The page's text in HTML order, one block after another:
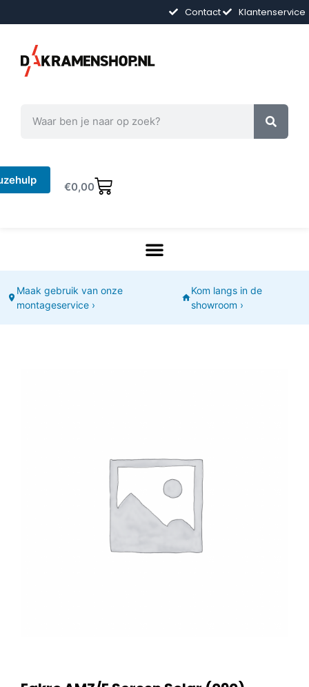
Contact Klantenservice
€0,00
Maak gebruik van onze
montageservice ›
Kom langs in de
showroom ›